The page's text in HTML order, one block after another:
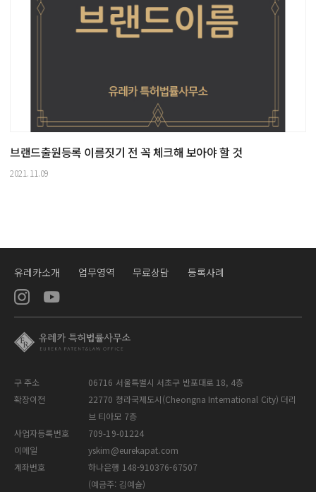
브랜드출원등록 이름짓기 전 꼭 체크해 보아야 할 것
2021.11.09
유레카소개 업무영역 무료상담 등록사례
구 주소
06716 서울특별시 서초구 반포대로 18, 4층
확장이전
22770 청라국제도시(Cheongna International City) 더리
브 티아모 7층
사업자등록번호
709-19-01224
이메일
yskim@eurekapat.com
계좌번호
하나은행 148-910376-67507
(예금주: 김예슬)